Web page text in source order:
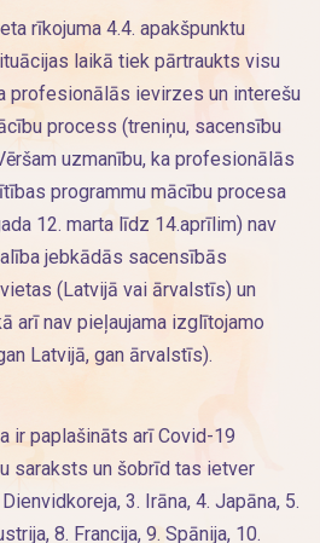
rīkojuma 4.4. apakšpunktu
laikā tiek pārtraukts visu
profesionālās ievirzes un interešu
process (treniņu, sacensību
uzmanību, ka profesionālās
programmu mācību procesa
12. marta līdz 14.aprīlim) nav
jebkādās sacensībās
(Latvijā vai ārvalstīs) un
arī nav pieļaujama izglītojamo
Latvijā, gan ārvalstīs).
ir paplašināts arī Covid-19
saraksts un šobrīd tas ietver
3. Irāna, 4. Japāna, 5.
8. Francija, 9. Spānija, 10.